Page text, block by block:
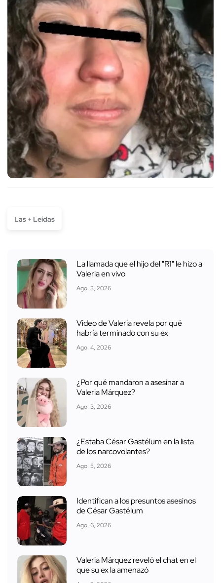
Las + Leídas
La llamada que el hijo del "R1" le hizo a
Valeria en vivo
Ago. 3, 2026
Video de Valeria revela por qué
habría terminado con su ex
Ago. 4, 2026
¿Por qué mandaron a asesinar a
Valeria Márquez?
Ago. 3, 2026
¿Estaba César Gastélum en la lista
de los narcovolantes?
Ago. 5, 2026
Identifican a los presuntos asesinos
de César Gastélum
Ago. 6, 2026
Valeria Márquez reveló el chat en el
que su ex la amenazó